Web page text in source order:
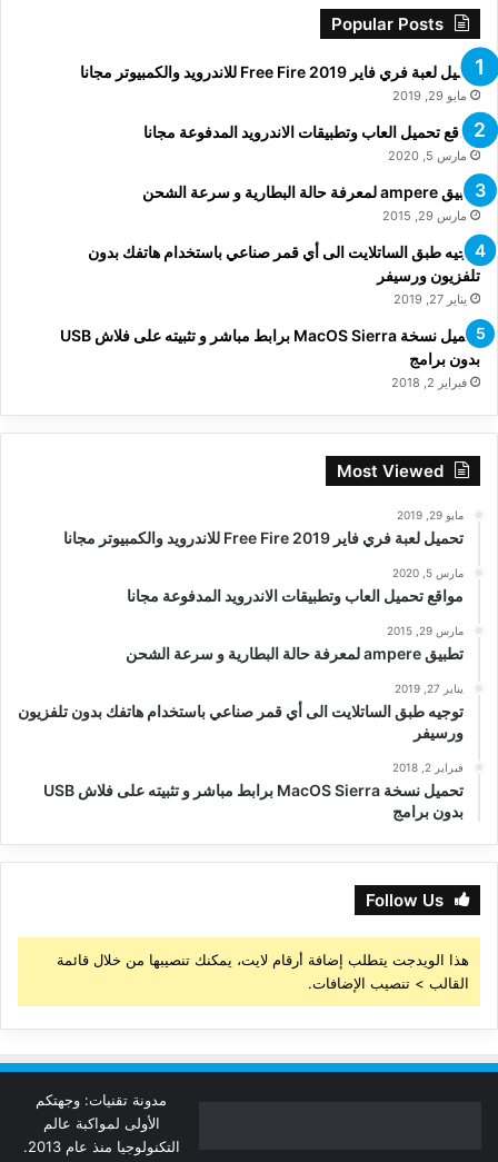
Popular Posts
تحميل لعبة فري فاير Free Fire 2019 للاندرويد والكمبيوتر مجانا
مايو 29, 2019
مواقع تحميل العاب وتطبيقات الاندرويد المدفوعة مجانا
مارس 5, 2020
تطبيق ampere لمعرفة حالة البطارية و سرعة الشحن
مارس 29, 2015
توجيه طبق الساتلايت الى أي قمر صناعي باستخدام هاتفك بدون
تلفزيون ورسيفر
يناير 27, 2019
تحميل نسخة MacOS Sierra برابط مباشر و تثبيته على فلاش USB
بدون برامج
فبراير 2, 2018
Most Viewed
مايو 29, 2019
تحميل لعبة فري فاير Free Fire 2019 للاندرويد والكمبيوتر مجانا
مارس 5, 2020
مواقع تحميل العاب وتطبيقات الاندرويد المدفوعة مجانا
مارس 29, 2015
تطبيق ampere لمعرفة حالة البطارية و سرعة الشحن
يناير 27, 2019
توجيه طبق الساتلايت الى أي قمر صناعي باستخدام هاتفك بدون تلفزيون
ورسيفر
فبراير 2, 2018
تحميل نسخة MacOS Sierra برابط مباشر و تثبيته على فلاش USB
بدون برامج
Follow Us
هذا الويدجت يتطلب إضافة أرقام لايت، يمكنك تنصيبها من خلال قائمة
القالب > تنصيب الإضافات.
مدونة تقنيات: وجهتكم
الأولى لمواكبة عالم
التكنولوجيا منذ عام 2013.